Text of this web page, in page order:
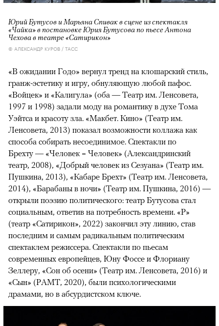
Юрий Бутусов и Марьяна Спивак в сцене из спектакля
«Чайка» в постановке Юрия Бутусова по пьесе Антона
Чехова в театре «Сатирикон»
© АЛЕКСАНДР КУРОВ / ТАСС
«В ожидании Годо» вернул тренд на клошарский стиль,
гранж-эстетику и игру, обнуляющую любой пафос.
«Войцек» и «Калигула» (оба — Театр им. Ленсовета,
1997 и 1998) задали моду на романтику в духе Тома
Уэйтса и красоту зла. «Макбет. Кино» (Театр им.
Ленсовета, 2013) показал возможности коллажа как
способа собирать несоединимое. Спектакли по
Брехту — «Человек = Человек» (Александринский
театр, 2008), «Добрый человек из Сезуана» (Театр им.
Пушкина, 2013), «Кабаре Брехт» (Театр им. Ленсовета,
2014), «Барабаны в ночи» (Театр им. Пушкина, 2016) —
открыли поэзию политического: театр Бутусова стал
социальным, ответив на потребность времени. «Р»
(театр «Сатирикон», 2022) закончил эту линию, став
последним и самым радикальным политическим
спектаклем режиссера. Спектакли по пьесам
современных европейцев, Юну Фоссе и Флориану
Зеллеру, «Сон об осени» (Театр им. Ленсовета, 2016) и
«Сын» (РАМТ, 2020), были психологическими
драмами, но в абсурдистском ключе.